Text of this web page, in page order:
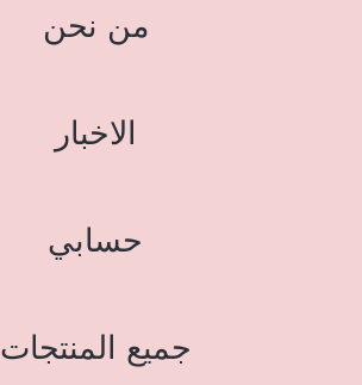
من نحن
الاخبار
حسابي
جميع المنتجات